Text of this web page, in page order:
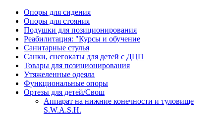
Опоры для сидения
Опоры для стояния
Подушки для позиционирования
Реабилитация: "Курсы и обучение
Санитарные стулья
Санки, снегокаты для детей с ДЦП
Товары для позиционирования
Утяжеленные одеяла
Функциональные опоры
Ортезы для детей/Свош
Аппарат на нижние конечности и туловище
S.W.A.S.H.